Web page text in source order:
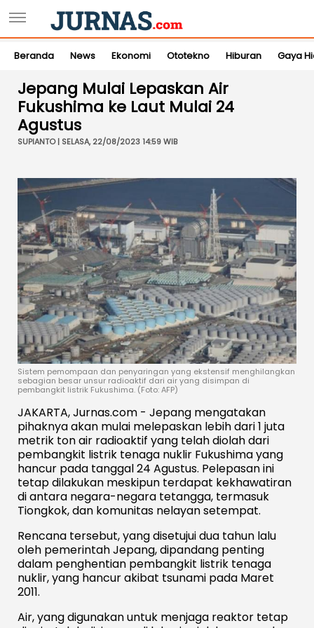
Beranda News Ekonomi Ototekno Hiburan Gaya
Jepang Mulai Lepaskan Air
Fukushima ke Laut Mulai 24
Agustus
SUPIANTO | SELASA, 22/08/2023 14:59 WIB
Sistem pemompaan dan penyaringan yang ekstensif menghilangkan
sebagian besar unsur radioaktif dari air yang disimpan di
pembangkit listrik Fukushima. (Foto: AFP)
JAKARTA, Jurnas.com - Jepang mengatakan
pihaknya akan mulai melepaskan lebih dari 1 juta
metrik ton air radioaktif yang telah diolah dari
pembangkit listrik tenaga nuklir Fukushima yang
hancur pada tanggal 24 Agustus. Pelepasan ini
tetap dilakukan meskipun terdapat kekhawatiran
di antara negara-negara tetangga, termasuk
Tiongkok, dan komunitas nelayan setempat.
Rencana tersebut, yang disetujui dua tahun lalu
oleh pemerintah Jepang, dipandang penting
dalam penghentian pembangkit listrik tenaga
nuklir, yang hancur akibat tsunami pada Maret
2011.
Air, yang digunakan untuk menjaga reaktor tetap